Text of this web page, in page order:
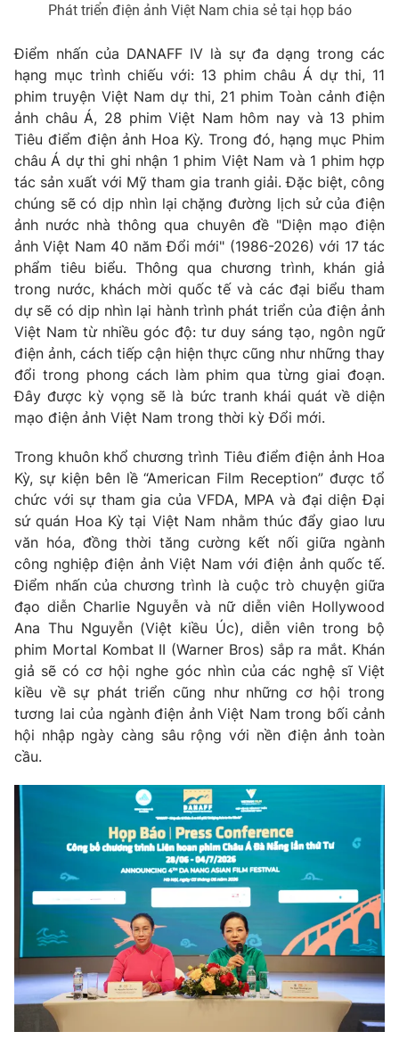
Phát triển điện ảnh Việt Nam chia sẻ tại họp báo
Điểm nhấn của DANAFF IV là sự đa dạng trong các
hạng mục trình chiếu với: 13 phim châu Á dự thi, 11
phim truyện Việt Nam dự thi, 21 phim Toàn cảnh điện
ảnh châu Á, 28 phim Việt Nam hôm nay và 13 phim
Tiêu điểm điện ảnh Hoa Kỳ. Trong đó, hạng mục Phim
châu Á dự thi ghi nhận 1 phim Việt Nam và 1 phim hợp
tác sản xuất với Mỹ tham gia tranh giải. Đặc biệt, công
chúng sẽ có dịp nhìn lại chặng đường lịch sử của điện
ảnh nước nhà thông qua chuyên đề "Diện mạo điện
ảnh Việt Nam 40 năm Đổi mới" (1986-2026) với 17 tác
phẩm tiêu biểu. Thông qua chương trình, khán giả
trong nước, khách mời quốc tế và các đại biểu tham
dự sẽ có dịp nhìn lại hành trình phát triển của điện ảnh
Việt Nam từ nhiều góc độ: tư duy sáng tạo, ngôn ngữ
điện ảnh, cách tiếp cận hiện thực cũng như những thay
đổi trong phong cách làm phim qua từng giai đoạn.
Đây được kỳ vọng sẽ là bức tranh khái quát về diện
mạo điện ảnh Việt Nam trong thời kỳ Đổi mới.
Trong khuôn khổ chương trình Tiêu điểm điện ảnh Hoa
Kỳ, sự kiện bên lề “American Film Reception” được tổ
chức với sự tham gia của VFDA, MPA và đại diện Đại
sứ quán Hoa Kỳ tại Việt Nam nhằm thúc đẩy giao lưu
văn hóa, đồng thời tăng cường kết nối giữa ngành
công nghiệp điện ảnh Việt Nam với điện ảnh quốc tế.
Điểm nhấn của chương trình là cuộc trò chuyện giữa
đạo diễn Charlie Nguyễn và nữ diễn viên Hollywood
Ana Thu Nguyễn (Việt kiều Úc), diễn viên trong bộ
phim Mortal Kombat II (Warner Bros) sắp ra mắt. Khán
giả sẽ có cơ hội nghe góc nhìn của các nghệ sĩ Việt
kiều về sự phát triển cũng như những cơ hội trong
tương lai của ngành điện ảnh Việt Nam trong bối cảnh
hội nhập ngày càng sâu rộng với nền điện ảnh toàn
cầu.